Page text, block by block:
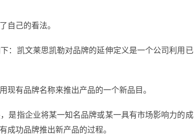
自己的看法。
：凯文莱思凯勒对品牌的延伸定义是一个公司利用已
现有品牌名称来推出产品的一个新品目。
是指企业将某一知名品牌或某一具有市场影响力的成
成功品牌推出新产品的过程。